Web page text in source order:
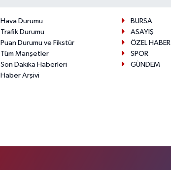
Hava Durumu
Trafik Durumu
Puan Durumu ve Fikstür
Tüm Manşetler
Son Dakika Haberleri
Haber Arşivi
BURSA
ASAYİŞ
ÖZEL HABER
SPOR
GÜNDEM